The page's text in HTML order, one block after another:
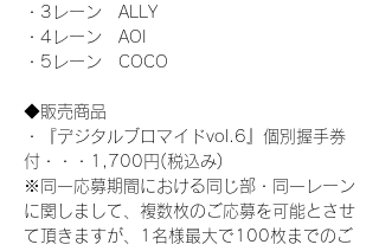
・3レーン　ALLY
・4レーン　AOI
・5レーン　COCO
◆販売商品
・『デジタルブロマイドvol.6』個別握手券
付・・・1,700円(税込み)
※同一応募期間における同じ部・同一レーン
に関しまして、複数枚のご応募を可能とさせ
て頂きますが、1名様最大で100枚までのご